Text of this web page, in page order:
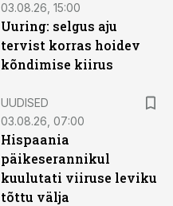
03.08.26, 15:00
Uuring: selgus aju
tervist korras hoidev
kõndimise kiirus
UUDISED
03.08.26, 07:00
Hispaania
päikeserannikul
kuulutati viiruse leviku
tõttu välja